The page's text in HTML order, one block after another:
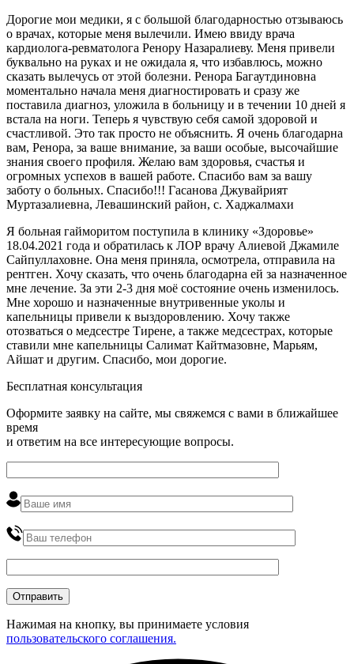
Дорогие мои медики, я с большой благодарностью отзываюсь
о врачах, которые меня вылечили. Имею ввиду врача
кардиолога-ревматолога Ренору Назаралиеву. Меня привели
буквально на руках и не ожидала я, что избавлюсь, можно
сказать вылечусь от этой болезни. Ренора Багаутдиновна
моментально начала меня диагностировать и сразу же
поставила диагноз, уложила в больницу и в течении 10 дней я
встала на ноги. Теперь я чувствую себя самой здоровой и
счастливой. Это так просто не объяснить. Я очень благодарна
вам, Ренора, за ваше внимание, за ваши особые, высочайшие
знания своего профиля. Желаю вам здоровья, счастья и
огромных успехов в вашей работе. Спасибо вам за вашу
заботу о больных. Спасибо!!! Гасанова Джувайрият
Муртазалиевна, Левашинский район, с. Хаджалмахи
Я больная гайморитом поступила в клинику «Здоровье»
18.04.2021 года и обратилась к ЛОР врачу Алиевой Джамиле
Сайпуллаховне. Она меня приняла, осмотрела, отправила на
рентген. Хочу сказать, что очень благодарна ей за назначенное
мне лечение. За эти 2-3 дня моё состояние очень изменилось.
Мне хорошо и назначенные внутривенные уколы и
капельницы привели к выздоровлению. Хочу также
отозваться о медсестре Тирене, а также медсестрах, которые
ставили мне капельницы Салимат Кайтмазовне, Марьям,
Айшат и другим. Спасибо, мои дорогие.
Бесплатная консультация
Оформите заявку на сайте, мы свяжемся с вами в ближайшее
время
и ответим на все интересующие вопросы.
Нажимая на кнопку, вы принимаете условия
пользовательского соглашения.